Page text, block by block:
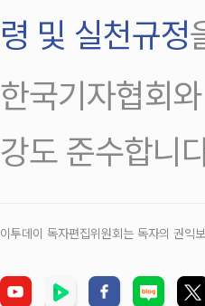
령 및 실천규정
한국기자협회
강도 준수합니
이투데이 독자편집위원회는 독자의 권익